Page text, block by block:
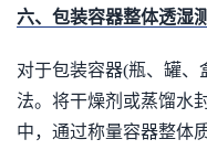
六、包装容器整体透湿
对于包装容器(瓶、罐、
法。将干燥剂或蒸馏水
中，通过称量容器整体